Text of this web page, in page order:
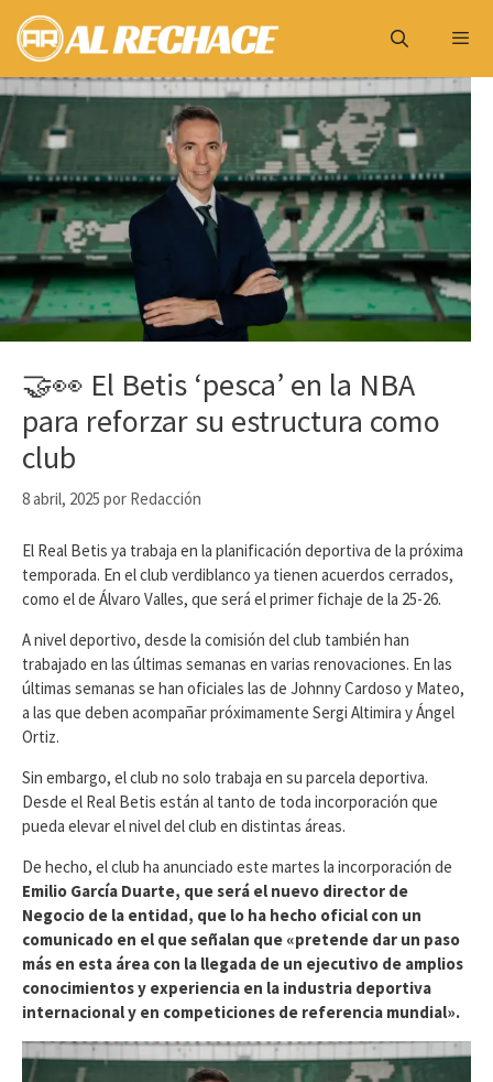
Saltar
contenido
🤝👀 El Betis ‘pesca’ en la NBA
para reforzar su estructura como
club
8 abril, 2025 por Redacción
El Real Betis ya trabaja en la planificación deportiva de la próxima
temporada. En el club verdiblanco ya tienen acuerdos cerrados,
como el de Álvaro Valles, que será el primer fichaje de la 25-26.
A nivel deportivo, desde la comisión del club también han
trabajado en las últimas semanas en varias renovaciones. En las
últimas semanas se han oficiales las de Johnny Cardoso y Mateo,
a las que deben acompañar próximamente Sergi Altimira y Ángel
Ortiz.
Sin embargo, el club no solo trabaja en su parcela deportiva.
Desde el Real Betis están al tanto de toda incorporación que
pueda elevar el nivel del club en distintas áreas.
De hecho, el club ha anunciado este martes la incorporación de
Emilio García Duarte, que será el nuevo director de
Negocio de la entidad, que lo ha hecho oficial con un
comunicado en el que señalan que «pretende dar un paso
más en esta área con la llegada de un ejecutivo de amplios
conocimientos y experiencia en la industria deportiva
internacional y en competiciones de referencia mundial».